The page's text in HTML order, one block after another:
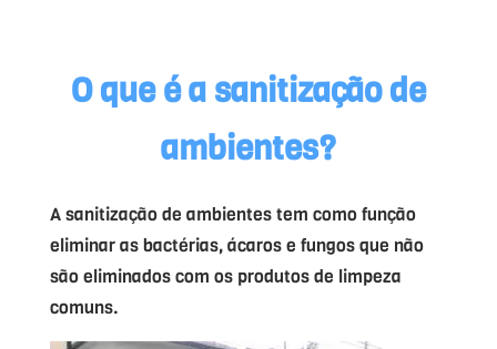
O que é a sanitização de
ambientes?
A sanitização de ambientes tem como função
eliminar as bactérias, ácaros e fungos que não
são eliminados com os produtos de limpeza
comuns.